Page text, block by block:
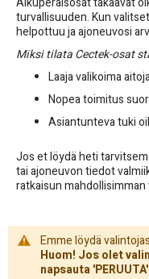
turvallisuuden. Kun
helpottuu ja ajoneuvosi
Miksi tilata Cectek-osat
Laaja valikoima
Nopea toimitus
Asiantunteva tuki
Jos et löydä heti
tai ajoneuvon tiedot
ratkaisun
Emme löydä
Huom! Jos olet
napsauta